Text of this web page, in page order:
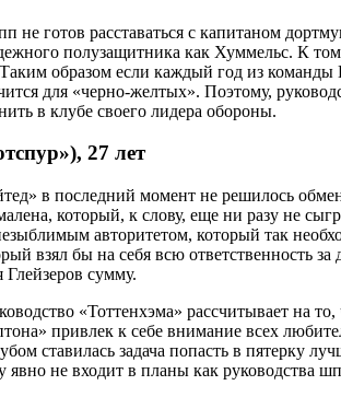
готов расставаться с капитаном
полузащитника как Хуммельс. К
образом если каждый год из команды
для «черно-желтых». Поэтому,
в клубе своего лидера обороны.
27 лет
в последний момент не решилось
который, к слову, еще ни разу не
авторитетом, который так
взял бы на себя всю ответственность за
сумму.
«Тоттенхэма» рассчитывает на
привлек к себе внимание всех
ставилась задача попасть в пятерку
не входит в планы как руководства